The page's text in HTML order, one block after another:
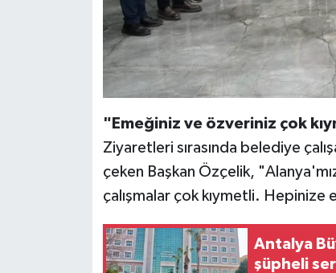
"Emeğiniz ve özveriniz çok
Ziyaretleri sırasında belediye
çeken Başkan Özçelik,
çalışmalar çok kıymetli. Hepinize
Antalya
şüpheli